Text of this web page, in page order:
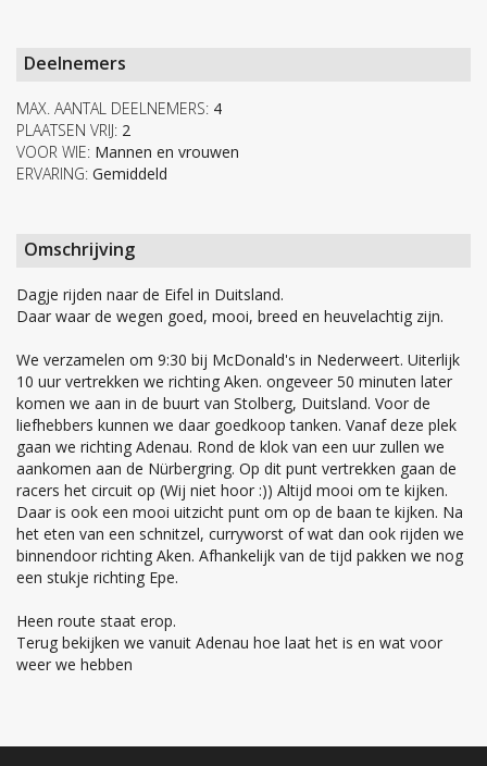
Deelnemers
MAX. AANTAL DEELNEMERS: 4
PLAATSEN VRIJ: 2
VOOR WIE: Mannen en vrouwen
ERVARING: Gemiddeld
Omschrijving
Dagje rijden naar de Eifel in Duitsland.
Daar waar de wegen goed, mooi, breed en heuvelachtig zijn.
We verzamelen om 9:30 bij McDonald's in Nederweert. Uiterlijk
10 uur vertrekken we richting Aken. ongeveer 50 minuten later
komen we aan in de buurt van Stolberg, Duitsland. Voor de
liefhebbers kunnen we daar goedkoop tanken. Vanaf deze plek
gaan we richting Adenau. Rond de klok van een uur zullen we
aankomen aan de Nürbergring. Op dit punt vertrekken gaan de
racers het circuit op (Wij niet hoor :)) Altijd mooi om te kijken.
Daar is ook een mooi uitzicht punt om op de baan te kijken. Na
het eten van een schnitzel, curryworst of wat dan ook rijden we
binnendoor richting Aken. Afhankelijk van de tijd pakken we nog
een stukje richting Epe.
Heen route staat erop.
Terug bekijken we vanuit Adenau hoe laat het is en wat voor
weer we hebben